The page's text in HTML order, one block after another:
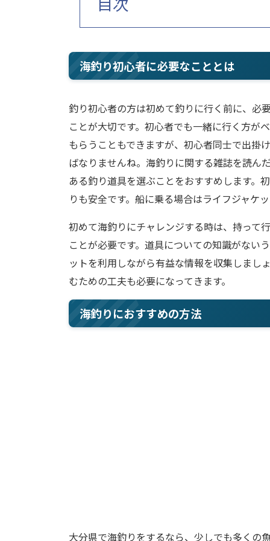
海釣り初心者に必要なこととは
釣り初心者の方は初めて釣りに行く前に、必
ことが大切です。初心者でも一緒に行く方が
もらうこともできますが、初心者同士で出掛
ばなりませんね。海釣りに関する雑誌を読ん
ある釣り道具を選ぶことをおすすめします。
りも安全です。船に乗る場合はライフジャケ
初めて海釣りにチャレンジする時は、持って
ことが必要です。道具についての知識がない
ットを利用しながら有益な情報を収集しまし
むための工夫も必要になってきます。
海釣りにおすすめの方法
大分県で海釣りをするなら、少しでも多くの